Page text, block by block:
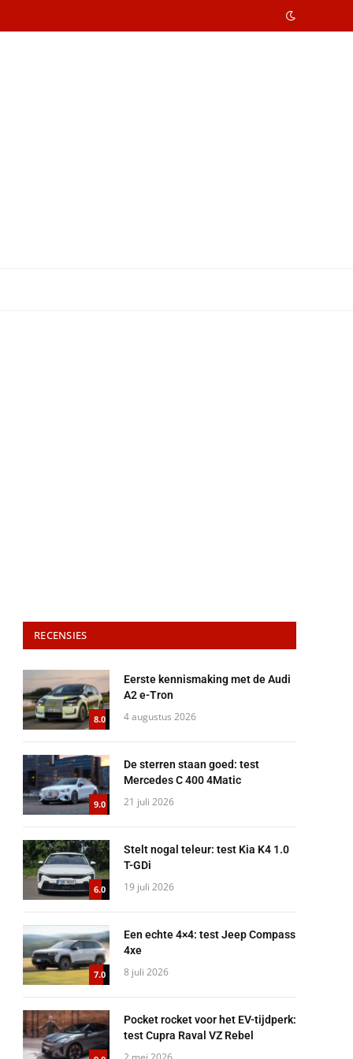
RECENSIES
8.0
Eerste kennismaking met de Audi
A2 e-Tron
4 augustus 2026
9.0
De sterren staan goed: test
Mercedes C 400 4Matic
21 juli 2026
6.0
Stelt nogal teleur: test Kia K4 1.0
T-GDi
19 juli 2026
7.0
Een echte 4×4: test Jeep Compass
4xe
8 juli 2026
Pocket rocket voor het EV-tijdperk:
test Cupra Raval VZ Rebel